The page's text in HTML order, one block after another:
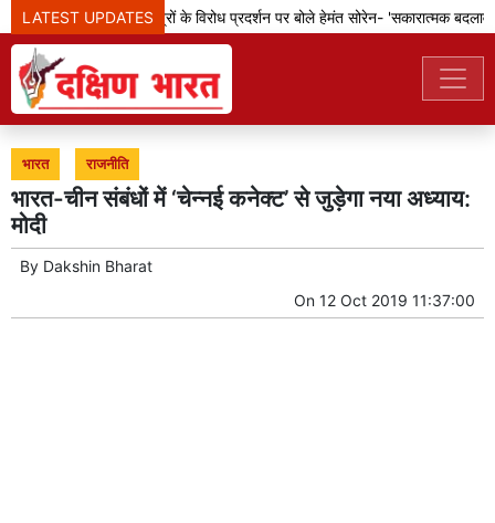
LATEST UPDATES
झारखंड: छात्रों के विरोध प्रदर्शन पर बोले हेमंत सोरेन- 'सकारात्मक बदलावों
भारत राजनीति
भारत-चीन संबंधों में ‘चेन्नई कनेक्ट’ से जुड़ेगा नया अध्याय:
मोदी
By Dakshin Bharat
On 12 Oct 2019 11:37:00